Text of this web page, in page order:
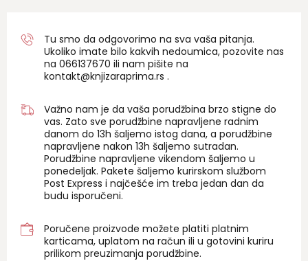
Tu smo da odgovorimo na sva vaša pitanja.
Ukoliko imate bilo kakvih nedoumica, pozovite nas
na 066137670 ili nam pišite na
kontakt@knjizaraprima.rs .
Važno nam je da vaša porudžbina brzo stigne do
vas. Zato sve porudžbine napravljene radnim
danom do 13h šaljemo istog dana, a porudžbine
napravljene nakon 13h šaljemo sutradan.
Porudžbine napravljene vikendom šaljemo u
ponedeljak. Pakete šaljemo kurirskom službom
Post Express i najčešće im treba jedan dan da
budu isporučeni.
Poručene proizvode možete platiti platnim
karticama, uplatom na račun ili u gotovini kuriru
prilikom preuzimanja porudžbine.